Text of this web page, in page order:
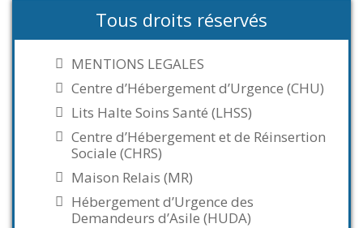
Tous droits réservés
MENTIONS LEGALES
Centre d’Hébergement d’Urgence (CHU)
Lits Halte Soins Santé (LHSS)
Centre d’Hébergement et de Réinsertion
Sociale (CHRS)
Maison Relais (MR)
Hébergement d’Urgence des
Demandeurs d’Asile (HUDA)